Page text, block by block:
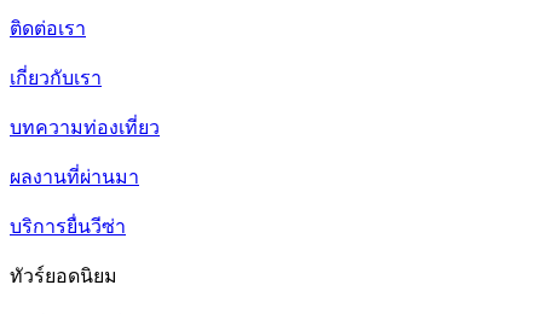
ติดต่อเรา
เกี่ยวกับเรา
บทความท่องเที่ยว
ผลงานที่ผ่านมา
บริการยื่นวีซ่า
ทัวร์ยอดนิยม